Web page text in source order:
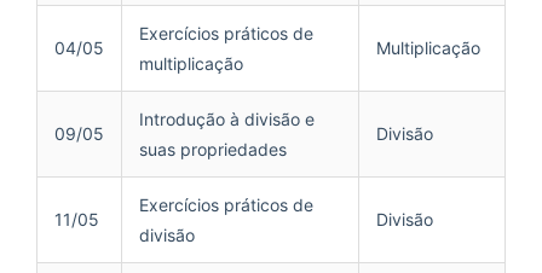
04/05
Exercícios práticos de
multiplicação
Multiplicação
09/05
Introdução à divisão e
suas propriedades
Divisão
11/05
Exercícios práticos de
divisão
Divisão